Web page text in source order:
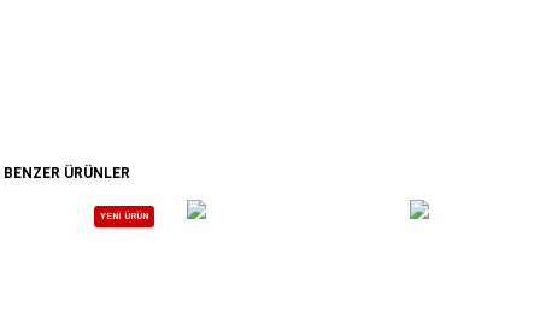
BENZER ÜRÜNLER
YENI ÜRÜN